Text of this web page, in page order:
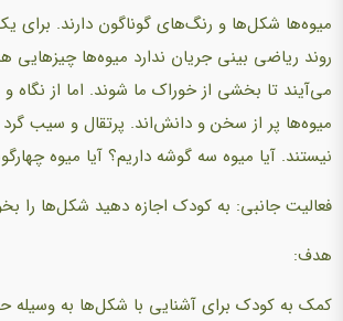
میوه‌ها شکل‌ها و رنگ‌های گوناگون دارند. برای
روند ریاضی بینی جریان ندارد میوه‌ها چیزهایی
می‌آیند تا بخشی از خوراک ما شوند. اما از نگاه
میوه‌ها پر از سخن و دانش‌اند. پرتقال و سیب
نیستند. آیا میوه سه گوشه داریم؟ آیا میوه
فعالیت جانبی: به کودک اجازه دهید شکل‌ها را
هدف:
کمک به کودک برای آشنایی با شکل‌ها به